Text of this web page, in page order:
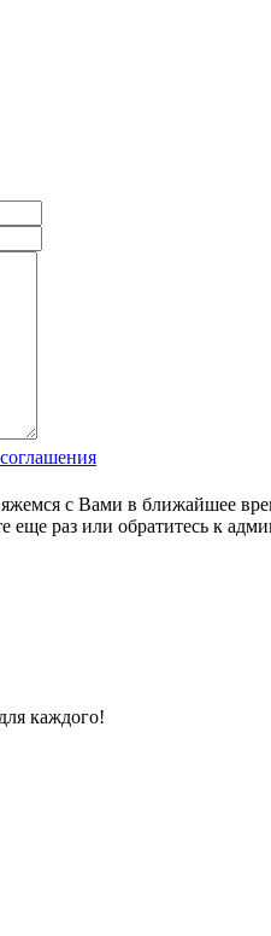
с Вами в ближайшее
раз или обратитесь к
каждого!